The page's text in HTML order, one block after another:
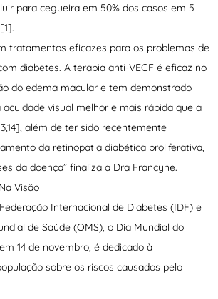
para cegueira em 50% dos casos em 5
tratamentos eficazes para os problemas de
diabetes. A terapia anti-VEGF é eficaz no
do edema macular e tem demonstrado
visual melhor e mais rápida que a
além de ter sido recentemente
da retinopatia diabética proliferativa,
da doença” finaliza a Dra Francyne.
Visão
Internacional de Diabetes (IDF) e
de Saúde (OMS), o Dia Mundial do
14 de novembro, é dedicado à
sobre os riscos causados pelo